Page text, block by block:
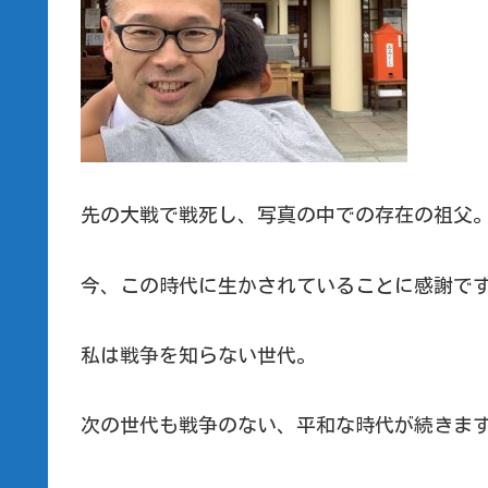
先の大戦で戦死し、写真の中での存在の祖父。
今、この時代に生かされていることに感謝です
私は戦争を知らない世代。
次の世代も戦争のない、平和な時代が続きま